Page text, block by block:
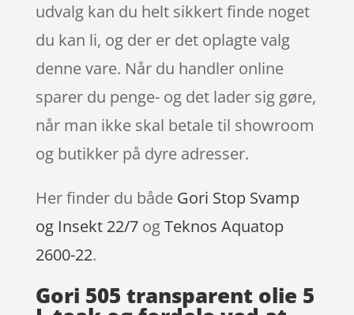
udvalg kan du helt sikkert finde noget
du kan li, og der er det oplagte valg
denne vare. Når du handler online
sparer du penge- og det lader sig gøre,
når man ikke skal betale til showroom
og butikker på dyre adresser.
Her finder du både Gori Stop Svamp
og Insekt 22/7ogTeknos Aquatop
2600-22.
Gori 505 transparent olie 5